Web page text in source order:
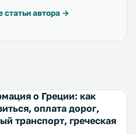
статьи автора →
о Греции: как
оплата дорог,
транспорт, греческая